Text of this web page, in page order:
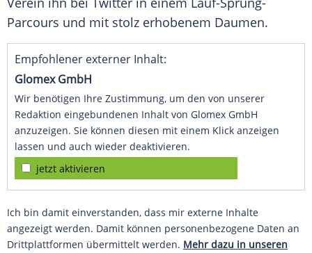
Parcours und mit stolz erhobenem Daumen.
Empfohlener externer Inhalt:
Glomex GmbH
Wir benötigen Ihre Zustimmung, um den von unserer
Redaktion eingebundenen Inhalt von Glomex GmbH
anzuzeigen. Sie können diesen mit einem Klick anzeigen
lassen und auch wieder deaktivieren.
jetzt aktivieren
Ich bin damit einverstanden, dass mir externe Inhalte
angezeigt werden. Damit können personenbezogene Daten an
Drittplattformen übermittelt werden. Mehr dazu in unseren